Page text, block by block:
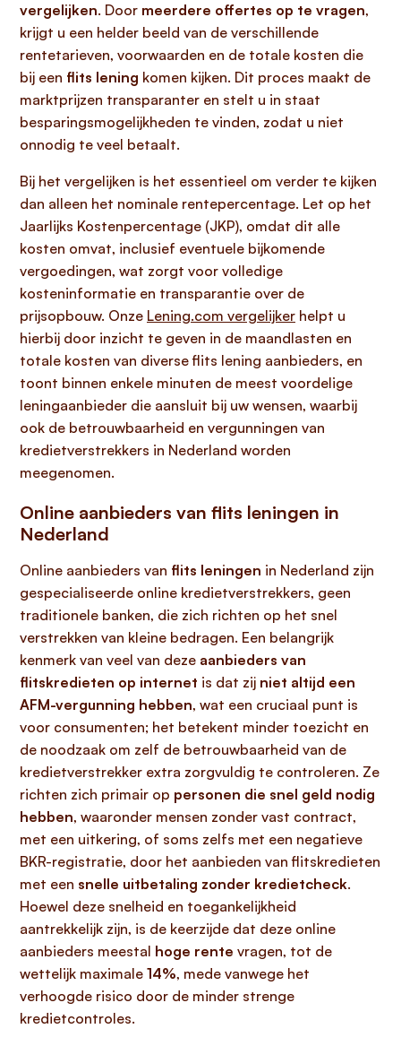
vergelijken. Door meerdere offertes op te vragen,
krijgt u een helder beeld van de verschillende
rentetarieven, voorwaarden en de totale kosten die
bij een flits lening komen kijken. Dit proces maakt de
marktprijzen transparanter en stelt u in staat
besparingsmogelijkheden te vinden, zodat u niet
onnodig te veel betaalt.
Bij het vergelijken is het essentieel om verder te kijken
dan alleen het nominale rentepercentage. Let op het
Jaarlijks Kostenpercentage (JKP), omdat dit alle
kosten omvat, inclusief eventuele bijkomende
vergoedingen, wat zorgt voor volledige
kosteninformatie en transparantie over de
prijsopbouw. Onze Lening.com vergelijker helpt u
hierbij door inzicht te geven in de maandlasten en
totale kosten van diverse flits lening aanbieders, en
toont binnen enkele minuten de meest voordelige
leningaanbieder die aansluit bij uw wensen, waarbij
ook de betrouwbaarheid en vergunningen van
kredietverstrekkers in Nederland worden
meegenomen.
Online aanbieders van flits leningen in
Nederland
Online aanbieders van flits leningen in Nederland zijn
gespecialiseerde online kredietverstrekkers, geen
traditionele banken, die zich richten op het snel
verstrekken van kleine bedragen. Een belangrijk
kenmerk van veel van deze aanbieders van
flitskredieten op internet is dat zij niet altijd een
AFM-vergunning hebben, wat een cruciaal punt is
voor consumenten; het betekent minder toezicht en
de noodzaak om zelf de betrouwbaarheid van de
kredietverstrekker extra zorgvuldig te controleren. Ze
richten zich primair op personen die snel geld nodig
hebben, waaronder mensen zonder vast contract,
met een uitkering, of soms zelfs met een negatieve
BKR-registratie, door het aanbieden van flitskredieten
met een snelle uitbetaling zonder kredietcheck.
Hoewel deze snelheid en toegankelijkheid
aantrekkelijk zijn, is de keerzijde dat deze online
aanbieders meestal hoge rente vragen, tot de
wettelijk maximale 14%, mede vanwege het
verhoogde risico door de minder strenge
kredietcontroles.